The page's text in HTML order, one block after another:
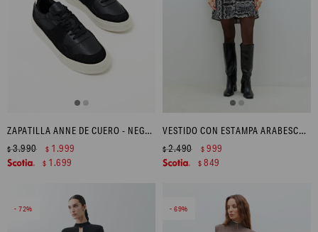
ZAPATILLA ANNE DE CUERO - NEGRO
$3.990 $ 1.999
$ 1.699
VESTIDO CON ESTAMPA ARABESCOS - NEGRO
$2.490 $ 999
$ 849
72 69